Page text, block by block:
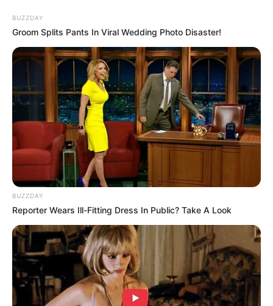
HOME
INSPIRASI
STYLE
FILM &
SERIES
NGAKAK
QUOTES
HYPE
MORE
BUZZDAY
Groom Splits Pants In Viral Wedding Photo Disaster!
BUZZDAY
Reporter Wears Ill-Fitting Dress In Public? Take A Look